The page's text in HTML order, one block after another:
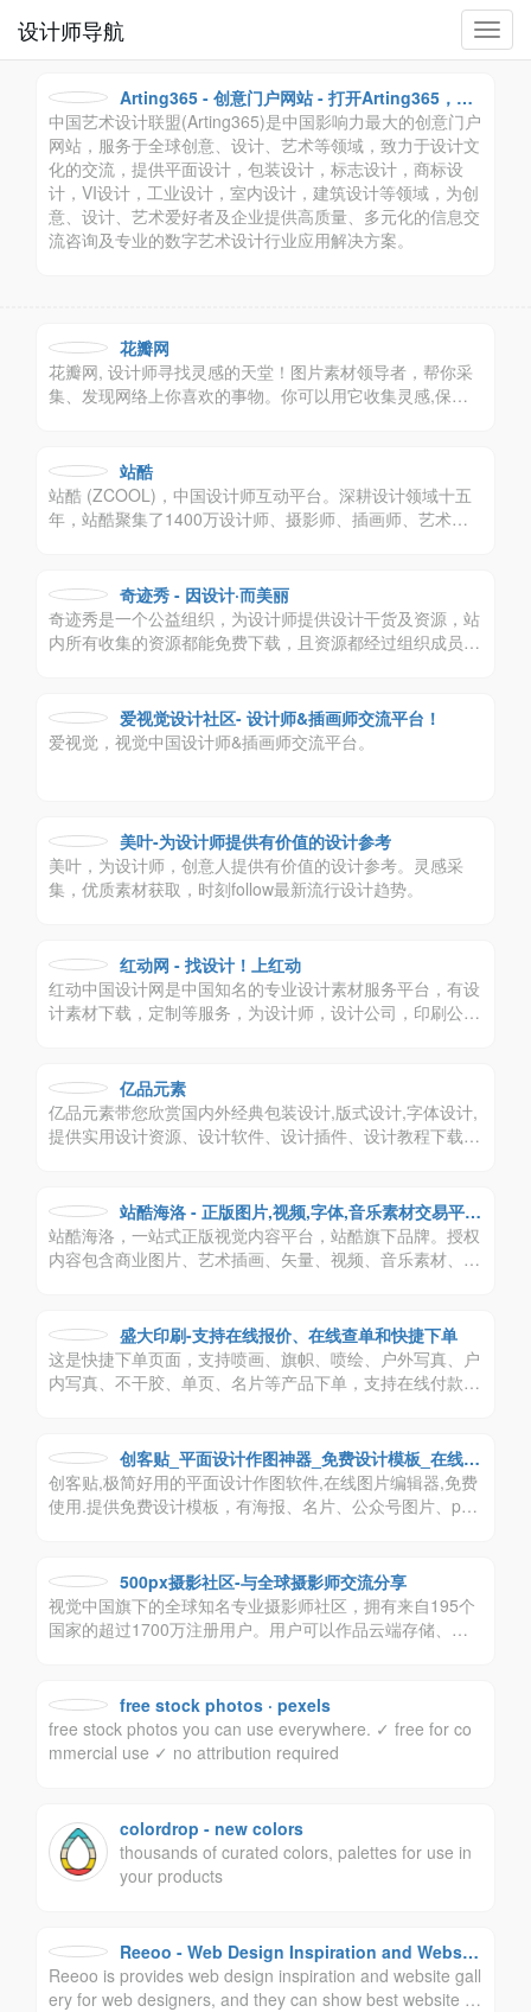
切
换
设计师导航
Arting365 - 创意门户网站 - 打开Arting365，连
接好设计！
中国艺术设计联盟(Arting365)是中国影响力最大的创意门户
网站，服务于全球创意、设计、艺术等领域，致力于设计文
化的交流，提供平面设计，包装设计，标志设计，商标设
计，VI设计，工业设计，室内设计，建筑设计等领域，为创
意、设计、艺术爱好者及企业提供高质量、多元化的信息交
流咨询及专业的数字艺术设计行业应用解决方案。
花瓣网
花瓣网, 设计师寻找灵感的天堂！图片素材领导者，帮你采
集、发现网络上你喜欢的事物。你可以用它收集灵感,保存
站酷
站酷 (ZCOOL)，中国设计师互动平台。深耕设计领域十五
年，站酷聚集了1400万设计师、摄影师、插画师、艺术
奇迹秀 - 因设计·而美丽
奇迹秀是一个公益组织，为设计师提供设计干货及资源，站
内所有收集的资源都能免费下载，且资源都经过组织成员测
爱视觉设计社区- 设计师&插画师交流平台！
爱视觉，视觉中国设计师&插画师交流平台。
美叶-为设计师提供有价值的设计参考
美叶，为设计师，创意人提供有价值的设计参考。灵感采
集，优质素材获取，时刻follow最新流行设计趋势。
红动网 - 找设计！上红动
红动中国设计网是中国知名的专业设计素材服务平台，有设
计素材下载，定制等服务，为设计师，设计公司，印刷公司
亿品元素
亿品元素带您欣赏国内外经典包装设计,版式设计,字体设计,
提供实用设计资源、设计软件、设计插件、设计教程下载,
站酷海洛 - 正版图片,视频,字体,音乐素材交易平台
- 站酷旗下品牌
站酷海洛，一站式正版视觉内容平台，站酷旗下品牌。授权
内容包含商业图片、艺术插画、矢量、视频、音乐素材、字
企业级客户提供全方位安全、高效、优质的视觉创意解决方
案。
盛大印刷-支持在线报价、在线查单和快捷下单
这是快捷下单页面，支持喷画、旗帜、喷绘、户外写真、户
内写真、不干胶、单页、名片等产品下单，支持在线付款、
创客贴_平面设计作图神器_免费设计模板_在线搞
定设计印刷
创客贴,极简好用的平面设计作图软件,在线图片编辑器,免费
使用.提供免费设计模板，有海报、名片、公众号图片、pp
500px摄影社区-与全球摄影师交流分享
视觉中国旗下的全球知名专业摄影师社区，拥有来自195个
国家的超过1700万注册用户。用户可以作品云端存储、参
free stock photos · pexels
free stock photos you can use everywhere. ✓ free for co
mmercial use ✓ no attribution required
colordrop - new colors
thousands of curated colors, palettes for use in
your products
Reeoo - Web Design Inspiration and Website
Gallery
Reeoo is provides web design inspiration and website gall
ery for web designers, and they can show best website d